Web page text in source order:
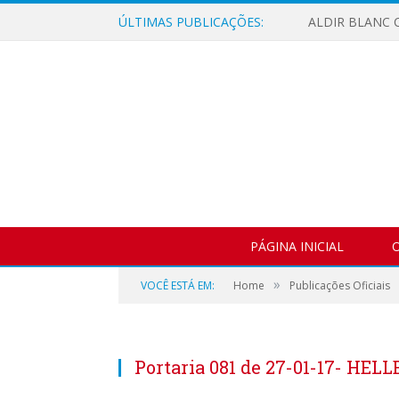
ÚLTIMAS PUBLICAÇÕES: ALDIR BLANC
PÁGINA INICIAL
VOCÊ ESTÁ EM: Home » Publicações Oficiais
Portaria 081 de 27-01-17-